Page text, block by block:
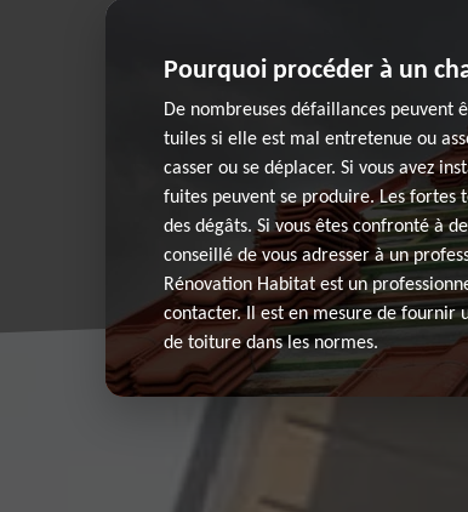
Pourquoi procéder à un
De nombreuses défaillances peuvent
tuiles si elle est mal entretenue ou
casser ou se déplacer. Si vous avez
fuites peuvent se produire. Les fortes
des dégâts. Si vous êtes confronté à
conseillé de vous adresser à un
Rénovation Habitat est un
contacter. Il est en mesure de fournir
de toiture dans les normes.